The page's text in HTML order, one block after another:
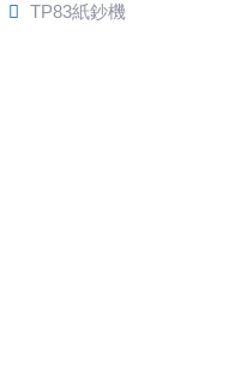
TP83紙鈔機